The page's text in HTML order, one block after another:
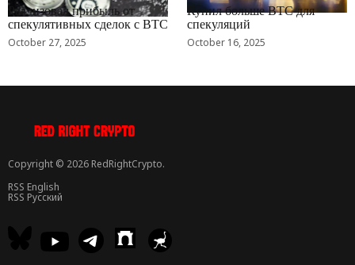
Реализовал прибыль от
спекулятивных сделок с BTC
October 27, 2025
Купил больше BTC для
спекуляций
October 16, 2025
Copyright © 2026 RedRightCrypto.
RSS English
RSS Русский